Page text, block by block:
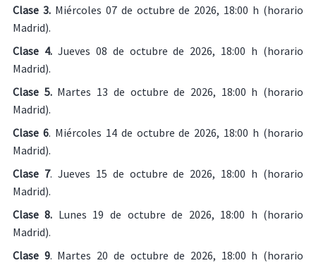
Clase 3.Miércoles 07 de octubre de 2026, 18:00 h (horario
Madrid).
Clase 4.Jueves 08 de octubre de 2026, 18:00 h (horario
Madrid).
Clase 5.Martes 13 de octubre de 2026, 18:00 h (horario
Madrid).
Clase 6. Miércoles 14 de octubre de 2026, 18:00 h (horario
Madrid).
Clase 7. Jueves 15 de octubre de 2026, 18:00 h (horario
Madrid).
Clase 8. Lunes 19 de octubre de 2026, 18:00 h (horario
Madrid).
Clase 9. Martes 20 de octubre de 2026, 18:00 h (horario